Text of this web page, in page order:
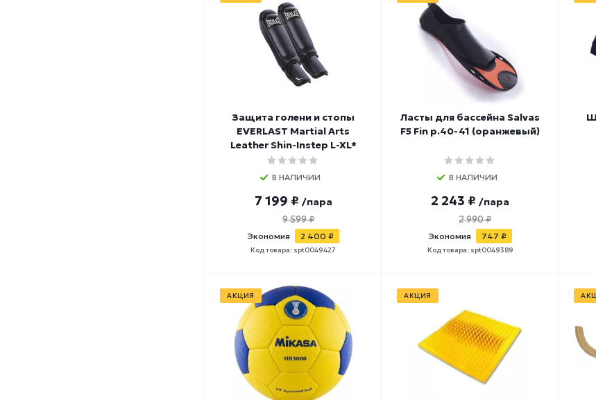
Защита голени и стопы
EVERLAST Martial Arts
Leather Shin-Instep L-XL*
В НАЛИЧИИ
7 199 ₽ /пара
9 599 ₽
Экономия 2 400 ₽
Код товара: spt0049427
Ласты для бассейна Salvas
F5 Fin р.40-41 (оранжевый)
В НАЛИЧИИ
2 243 ₽ /пара
2 990 ₽
Экономия 747 ₽
Код товара: spt0049389
АКЦИЯ АКЦИЯ